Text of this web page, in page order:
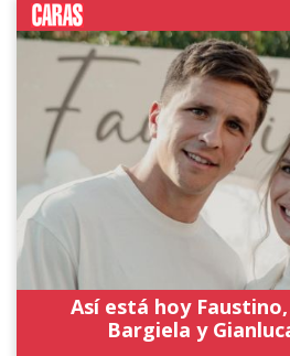
Así está hoy
Bargiela y